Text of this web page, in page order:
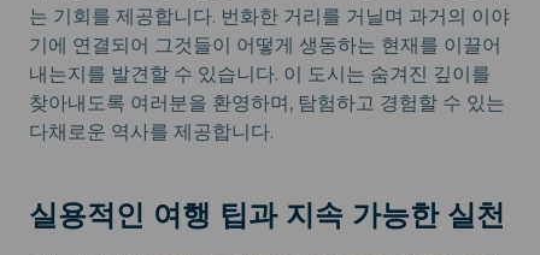
는 기회를 제공합니다. 번화한 거리를 거닐며 과거의 이야
기에 연결되어 그것들이 어떻게 생동하는 현재를 이끌어
내는지를 발견할 수 있습니다. 이 도시는 숨겨진 깊이를
찾아내도록 여러분을 환영하며, 탐험하고 경험할 수 있는
다채로운 역사를 제공합니다.
실용적인 여행 팁과 지속 가능한 실천